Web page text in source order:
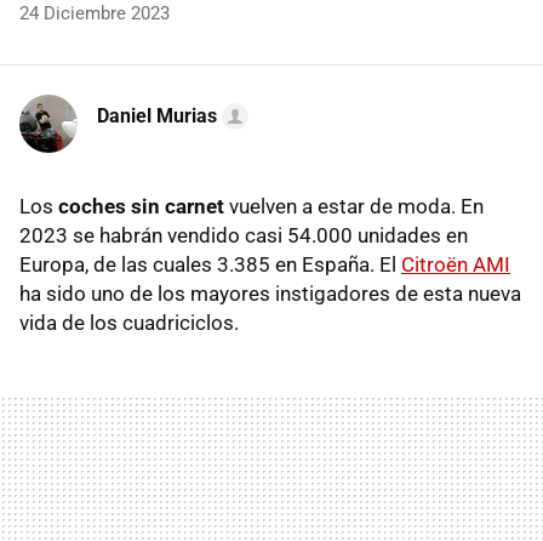
24 Diciembre 2023
Daniel Murias
Los coches sin carnet vuelven a estar de moda. En
2023 se habrán vendido casi 54.000 unidades en
Europa, de las cuales 3.385 en España. El Citroën AMI
ha sido uno de los mayores instigadores de esta nueva
vida de los cuadriciclos.